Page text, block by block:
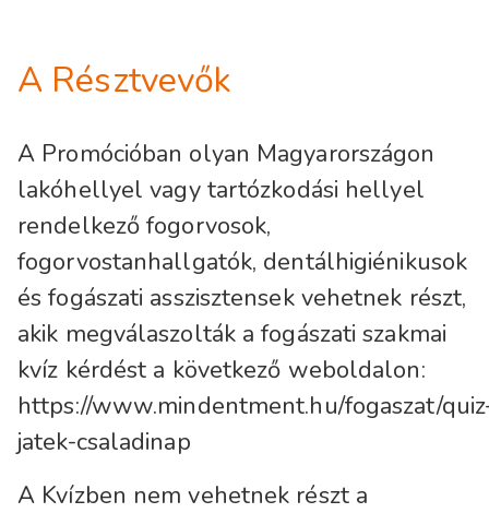
A Résztvevők
A Promócióban olyan Magyarországon
lakóhellyel vagy tartózkodási hellyel
rendelkező fogorvosok,
fogorvostanhallgatók, dentálhigiénikusok
és fogászati asszisztensek vehetnek részt,
akik megválaszolták a fogászati szakmai
kvíz kérdést a következő weboldalon:
https://www.mindentment.hu/fogaszat/
jatek-csaladinap
A Kvízben nem vehetnek részt a